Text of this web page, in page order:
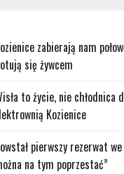
zabierają nam
się żywcem
to życie, nie
Kozienice
pierwszy rezerwat
na tym poprzestać”